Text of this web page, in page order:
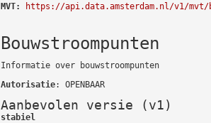
MVT:
https://api.data.amsterdam.nl/v1/mvt/
Bouwstroompunten
Informatie over bouwstroompunten
Autorisatie: OPENBAAR
Aanbevolen versie (v1)
stabiel